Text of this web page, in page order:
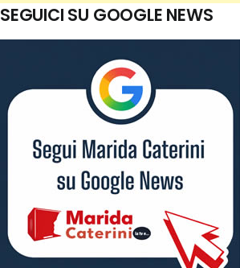
SEGUICI SU GOOGLE NEWS